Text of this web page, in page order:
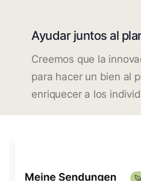
Ayudar juntos al
Creemos que la
para hacer un bien al
enriquecer a los